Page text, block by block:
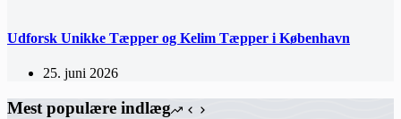
Udforsk Unikke Tæpper og Kelim Tæpper i København
25. juni 2026
Mest populære indlæg